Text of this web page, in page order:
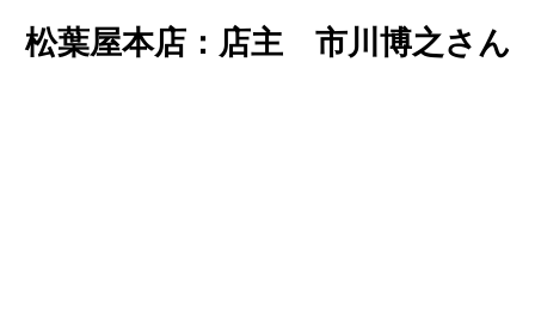
松葉屋本店：店主 市川博之さん